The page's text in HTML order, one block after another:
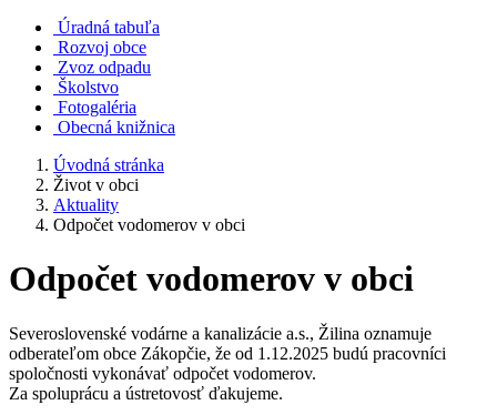
Úradná tabuľa
Rozvoj obce
Zvoz odpadu
Školstvo
Fotogaléria
Obecná knižnica
Úvodná stránka
Život v obci
Aktuality
Odpočet vodomerov v obci
Odpočet vodomerov v obci
Severoslovenské vodárne a kanalizácie a.s., Žilina oznamuje
odberateľom obce Zákopčie, že od 1.12.2025 budú pracovníci
spoločnosti vykonávať odpočet vodomerov.
Za spoluprácu a ústretovosť ďakujeme.